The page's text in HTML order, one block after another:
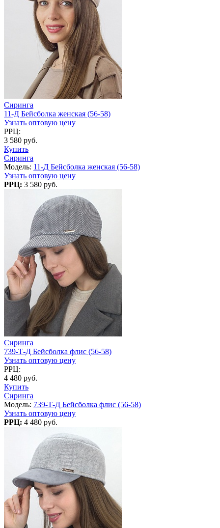
Сиринга
11-Д Бейсболка женская (56-58)
Узнать оптовую цену
РРЦ:
3 580 руб.
Купить
Сиринга
Модель: 11-Д Бейсболка женская (56-58)
Узнать оптовую цену
РРЦ: 3 580 руб.
Сиринга
739-Т-Д Бейсболка флис (56-58)
Узнать оптовую цену
РРЦ:
4 480 руб.
Купить
Сиринга
Модель: 739-Т-Д Бейсболка флис (56-58)
Узнать оптовую цену
РРЦ: 4 480 руб.